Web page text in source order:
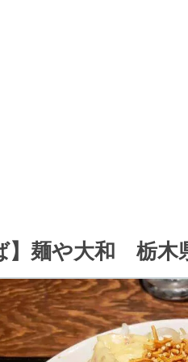
】麺や大和 栃木